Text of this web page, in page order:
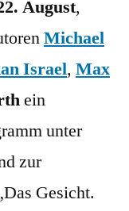
August,
Michael
Israel, Max
ein
unter
zur
Gesicht.